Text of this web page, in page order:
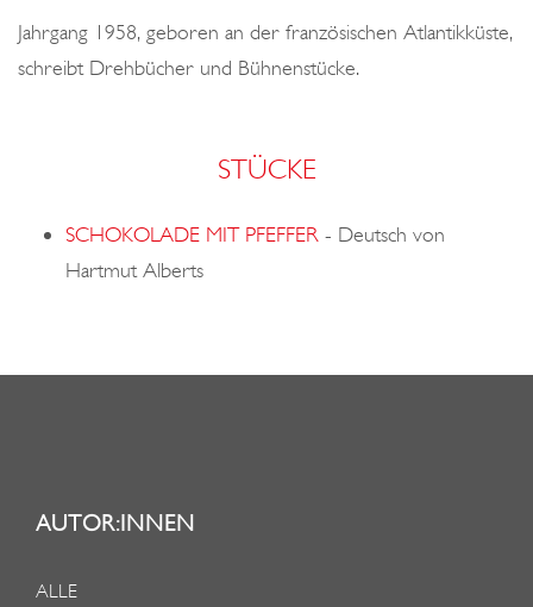
n
Jahrgang 1958, geboren an der französischen Atlantikküste,
schreibt Drehbücher und Bühnenstücke.
STÜCKE
SCHOKOLADE MIT PFEFFER - Deutsch von
Hartmut Alberts
AUTOR:INNEN
ALLE